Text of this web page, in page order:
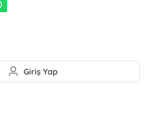
Giriş Yap